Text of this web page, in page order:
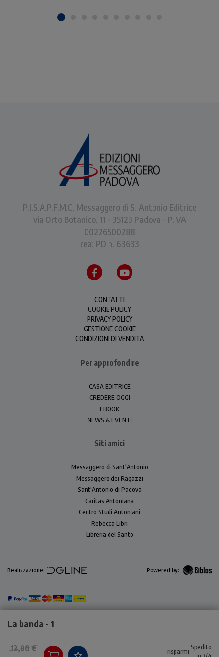
La banda - 1
12,00 €
risparmi:
Spedito
P.I.S.A.P.F.M.C. Messaggero di S. Antonio Editrice
via Orto Botanico, 11 - 35123 Padova - P.IVA
00226500288
rea: PD n. 63633
CONTATTI
COOKIE POLICY
PRIVACY POLICY
GESTIONE COOKIE
CONDIZIONI DI VENDITA
Per approfondire
CASA EDITRICE
CREDERE OGGI
EBOOK
NEWS & EVENTI
Siti amici
Messaggero di Sant'Antonio
Messaggero dei Ragazzi
Sant'Antonio di Padova
Caritas Antoniana
Centro Studi Antoniani
Rebecca Libri
Libreria del Santo
Realizzazione: Powered by: